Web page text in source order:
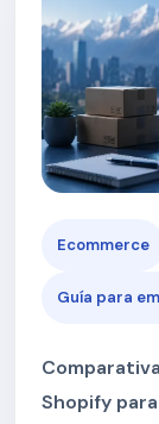
Ecommerce
Guía para
Shopify